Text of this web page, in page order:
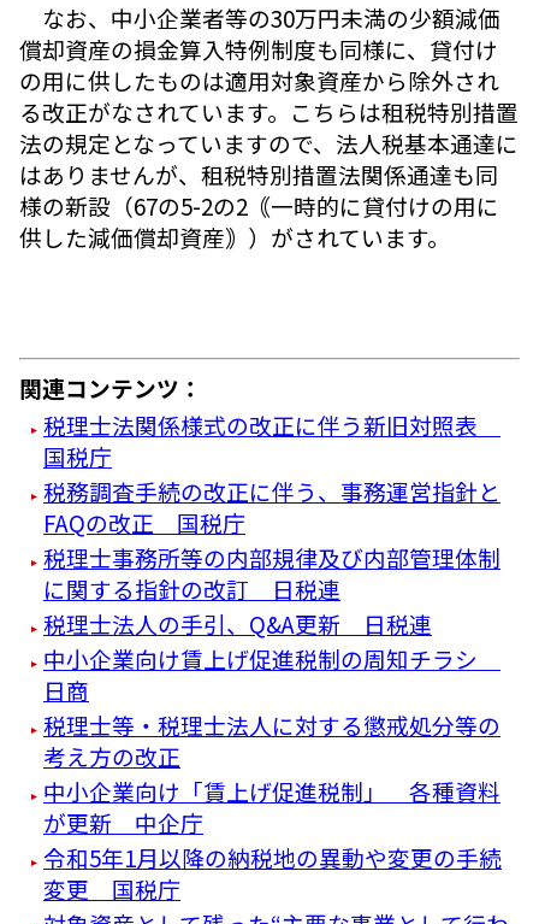
なお、中小企業者等の30万円未満の少額減価
償却資産の損金算入特例制度も同様に、貸付け
の用に供したものは適用対象資産から除外され
る改正がなされています。こちらは租税特別措置
法の規定となっていますので、法人税基本通達に
はありませんが、租税特別措置法関係通達も同
様の新設（67の5-2の2｟一時的に貸付けの用に
供した減価償却資産｠）がされています。
関連コンテンツ：
税理士法関係様式の改正に伴う新旧対照表
国税庁
税務調査手続の改正に伴う、事務運営指針と
FAQの改正 国税庁
税理士事務所等の内部規律及び内部管理体制
に関する指針の改訂 日税連
税理士法人の手引、Q&A更新 日税連
中小企業向け賃上げ促進税制の周知チラシ
日商
税理士等・税理士法人に対する懲戒処分等の
考え方の改正
中小企業向け「賃上げ促進税制」 各種資料
が更新 中企庁
令和5年1月以降の納税地の異動や変更の手続
変更 国税庁